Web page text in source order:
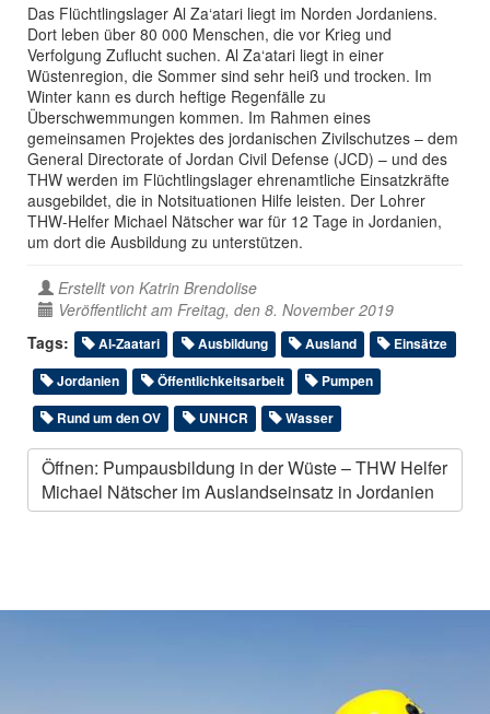
Das Flüchtlingslager Al Za‘atari liegt im Norden Jordaniens.
Dort leben über 80 000 Menschen, die vor Krieg und
Verfolgung Zuflucht suchen. Al Za‘atari liegt in einer
Wüstenregion, die Sommer sind sehr heiß und trocken. Im
Winter kann es durch heftige Regenfälle zu
Überschwemmungen kommen. Im Rahmen eines
gemeinsamen Projektes des jordanischen Zivilschutzes – dem
General Directorate of Jordan Civil Defense (JCD) – und des
THW werden im Flüchtlingslager ehrenamtliche Einsatzkräfte
ausgebildet, die in Notsituationen Hilfe leisten. Der Lohrer
THW-Helfer Michael Nätscher war für 12 Tage in Jordanien,
um dort die Ausbildung zu unterstützen.
Erstellt von Katrin Brendolise
Veröffentlicht am Freitag, den 8. November 2019
Tags:
Al-Zaatari Ausbildung Ausland
Einsätze
Jordanien
Öffentlichkeitsarbeit
Pumpen
Rund um den OV
UNHCR Wasser
Öffnen: Pumpausbildung in der Wüste – THW Helfer
Michael Nätscher im Auslandseinsatz in Jordanien